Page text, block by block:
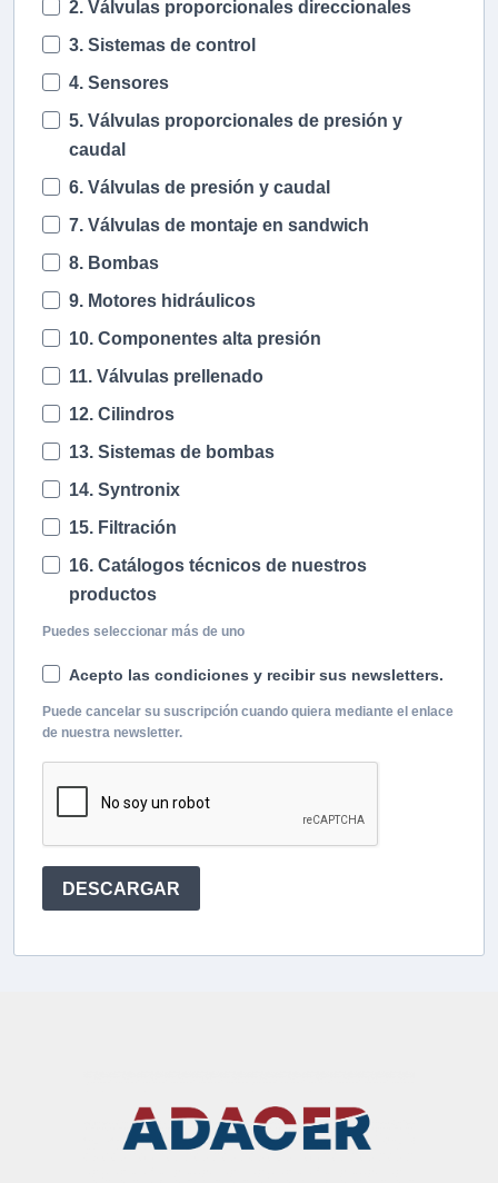
2. Válvulas proporcionales direccionales
3. Sistemas de control
4. Sensores
5. Válvulas proporcionales de presión y
caudal
6. Válvulas de presión y caudal
7. Válvulas de montaje en sandwich
8. Bombas
9. Motores hidráulicos
10. Componentes alta presión
11. Válvulas prellenado
12. Cilindros
13. Sistemas de bombas
14. Syntronix
15. Filtración
16. Catálogos técnicos de nuestros
productos
Puedes seleccionar más de uno
Acepto las condiciones y recibir sus newsletters.
Puede cancelar su suscripción cuando quiera mediante el enlace
de nuestra newsletter.
DESCARGAR